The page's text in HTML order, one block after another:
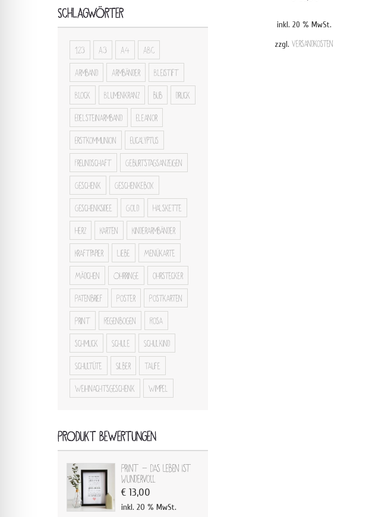
inkl. 20 % MwSt.
zzgl.Versandkosten
SCHLAGWÖRTER
123 A3 A4 ABC
Armband Armbänder Bleistift
Block Blumenkranz bub druck
Edelsteinarmband Eleanor
Erstkommunion Eucalyptus
Freundschaft Geburtstagsanzeigen
Geschenk Geschenkebox
Geschenksidee Gold Halskette
Herz Karten Kinderarmbänder
Kraftpapier Liebe Menükarte
Mädchen Ohrringe ohrstecker
Patenbrief Poster Postkarten
Print Regenbogen Rosa
schmuck Schule Schulkind
Schultüte Silber Taufe
Weihnachtsgeschenk Wimpel
PRODUKT BEWERTUNGEN
Print - Das Leben ist
wundervoll
€13,00
inkl. 20 % MwSt.